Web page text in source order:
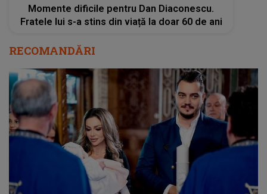
Momente dificile pentru Dan Diaconescu.
Fratele lui s-a stins din viață la doar 60 de ani
RECOMANDĂRI